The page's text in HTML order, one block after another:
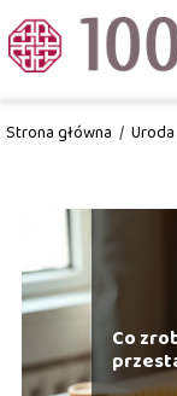
Strona główna / Uroda
Co